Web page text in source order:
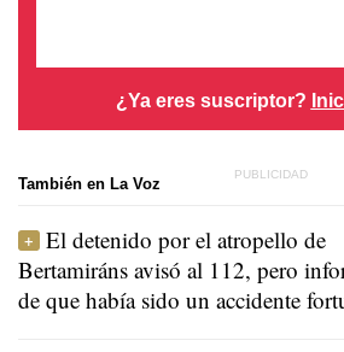
¿Ya eres suscriptor?
También en La Voz
El detenido por el atropello de
Bertamiráns avisó al 112, pero
de que había sido un accidente